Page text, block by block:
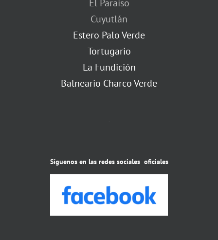
El Paraiso
Cuyutlán
Estero Palo Verde
Tortugario
La Fundición
Balneario Charco Verde
Síguenos en las redes sociales oficiales